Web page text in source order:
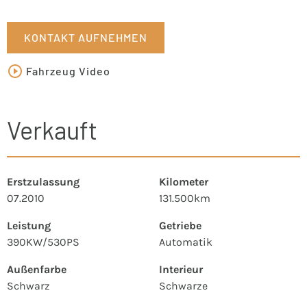
KONTAKT AUFNEHMEN
Fahrzeug Video
Verkauft
Erstzulassung
07.2010
Kilometer
131.500km
Leistung
390KW/530PS
Getriebe
Automatik
Außenfarbe
Schwarz
Interieur
Schwarze